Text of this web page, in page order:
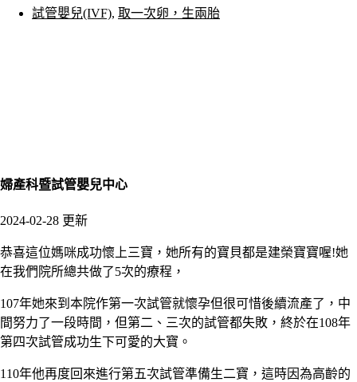
試管嬰兒(IVF), 取一次卵，生兩胎
婦產科暨試管嬰兒中心
2024-02-28 更新
恭喜這位媽咪成功懷上三寶，她所有的寶貝都是建榮寶寶喔!她
在我們院所總共做了5次的療程，
107年她來到本院作第一次試管就懷孕但很可惜後續流產了，中
間努力了一段時間，但第二、三次的試管都失敗，終於在108年
第四次試管成功生下可愛的大寶。
110年他再度回來進行第五次試管準備生二寶，這時因為高齡的